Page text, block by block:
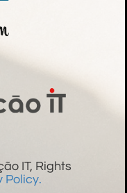
IT, Rights
Policy.